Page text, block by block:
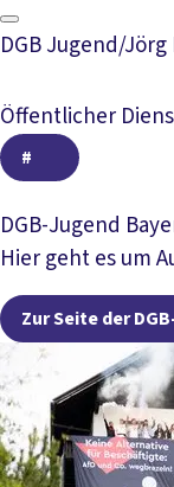
DGB Jugend/Jörg
Öffentlicher
# #
DGB-Jugend
Hier geht es um
Zur Seite der